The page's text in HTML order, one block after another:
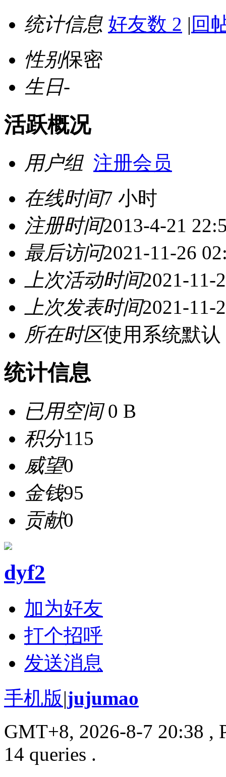
统计信息 好友数 2 | 回
性别保密
生日-
活跃概况
用户组 注册会员
在线时间7 小时
注册时间2013-4-21
最后访问2021-11-26
上次活动时间2021-11-
上次发表时间2021-11-
所在时区使用系统默认
统计信息
已用空间0 B
积分115
威望0
金钱95
贡献0
dyf2
加为好友
打个招呼
发送消息
手机版|jujumao
GMT+8, 2026-8-7 20:38 ,
14 queries .